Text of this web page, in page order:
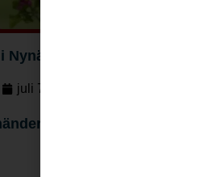
Nynäshamn 7 juli 2026
juli 7, 2026
i Nynäshamn